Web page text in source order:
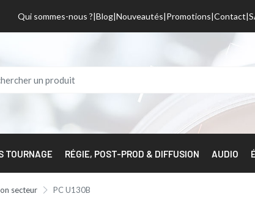
Qui sommes-nous ? Blog Nouveautés Promotions Contact
TOURNAGE RÉGIE, POST-PROD & DIFFUSION AUDIO
secteur PC U130B